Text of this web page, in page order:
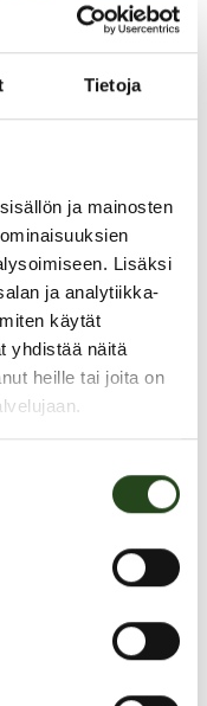
Tietoja
ja mainosten
Lisäksi
ja analytiikka-
käytät
yhdistää näitä
heille tai joita on